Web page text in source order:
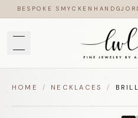
BESPOKE SMYCKEN
HOME / NECKLACES /